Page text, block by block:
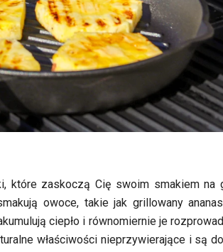
które zaskoczą Cię swoim smakiem na
owoce, takie jak grillowany
ciepło i równomiernie je
właściwości nieprzywierające i są